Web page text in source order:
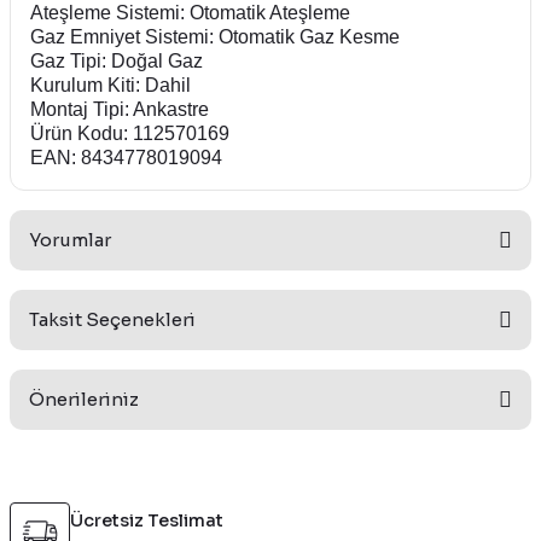
Ateşleme Sistemi: Otomatik Ateşleme
Gaz Emniyet Sistemi: Otomatik Gaz Kesme
Gaz Tipi: Doğal Gaz
Kurulum Kiti: Dahil
Montaj Tipi: Ankastre
Ürün Kodu: 112570169
EAN: 8434778019094
Yorumlar
Yorum Yaz
Taksit Seçenekleri
Önerileriniz
konularda yetersiz gördüğünüz noktaları öneri formunu
kullanarak tarafımıza iletebilirsiniz.
Ücretsiz Teslimat